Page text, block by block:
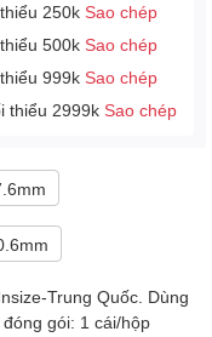
250kSao chép
500kSao chép
999kSao chép
thiểu 2999kSao chép
Trung Quốc. Dùng
gói: 1 cái/hộp